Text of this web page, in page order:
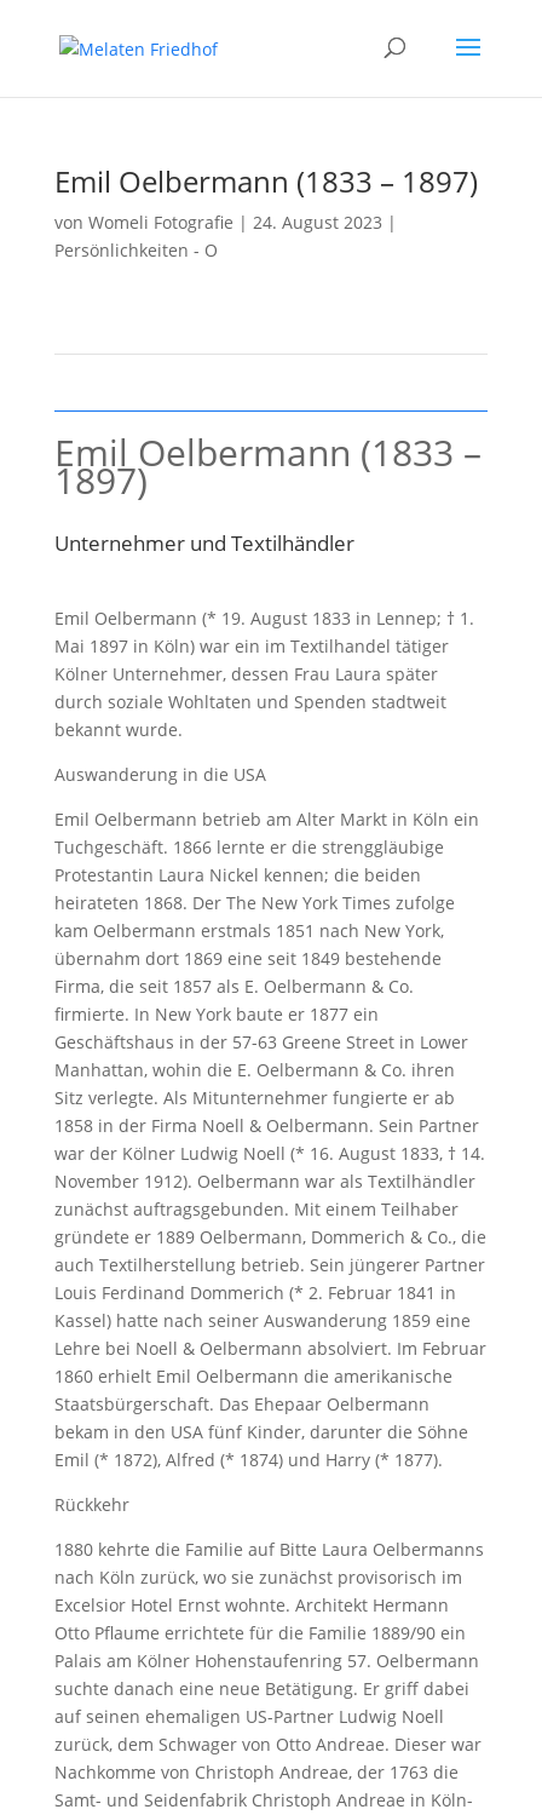
Emil Oelbermann (1833 – 1897)
von Womeli Fotografie | 24. August 2023 |
Persönlichkeiten - O
Emil Oelbermann (1833 –
1897)
Unternehmer und Textilhändler
Emil Oelbermann (* 19. August 1833 in Lennep; † 1.
Mai 1897 in Köln) war ein im Textilhandel tätiger
Kölner Unternehmer, dessen Frau Laura später
durch soziale Wohltaten und Spenden stadtweit
bekannt wurde.
Auswanderung in die USA
Emil Oelbermann betrieb am Alter Markt in Köln ein
Tuchgeschäft. 1866 lernte er die strenggläubige
Protestantin Laura Nickel kennen; die beiden
heirateten 1868. Der The New York Times zufolge
kam Oelbermann erstmals 1851 nach New York,
übernahm dort 1869 eine seit 1849 bestehende
Firma, die seit 1857 als E. Oelbermann & Co.
firmierte. In New York baute er 1877 ein
Geschäftshaus in der 57-63 Greene Street in Lower
Manhattan, wohin die E. Oelbermann & Co. ihren
Sitz verlegte. Als Mitunternehmer fungierte er ab
1858 in der Firma Noell & Oelbermann. Sein Partner
war der Kölner Ludwig Noell (* 16. August 1833, † 14.
November 1912). Oelbermann war als Textilhändler
zunächst auftragsgebunden. Mit einem Teilhaber
gründete er 1889 Oelbermann, Dommerich & Co., die
auch Textilherstellung betrieb. Sein jüngerer Partner
Louis Ferdinand Dommerich (* 2. Februar 1841 in
Kassel) hatte nach seiner Auswanderung 1859 eine
Lehre bei Noell & Oelbermann absolviert. Im Februar
1860 erhielt Emil Oelbermann die amerikanische
Staatsbürgerschaft. Das Ehepaar Oelbermann
bekam in den USA fünf Kinder, darunter die Söhne
Emil (* 1872), Alfred (* 1874) und Harry (* 1877).
Rückkehr
1880 kehrte die Familie auf Bitte Laura Oelbermanns
nach Köln zurück, wo sie zunächst provisorisch im
Excelsior Hotel Ernst wohnte. Architekt Hermann
Otto Pflaume errichtete für die Familie 1889/90 ein
Palais am Kölner Hohenstaufenring 57. Oelbermann
suchte danach eine neue Betätigung. Er griff dabei
auf seinen ehemaligen US-Partner Ludwig Noell
zurück, dem Schwager von Otto Andreae. Dieser war
Nachkomme von Christoph Andreae, der 1763 die
Samt- und Seidenfabrik Christoph Andreae in Köln-